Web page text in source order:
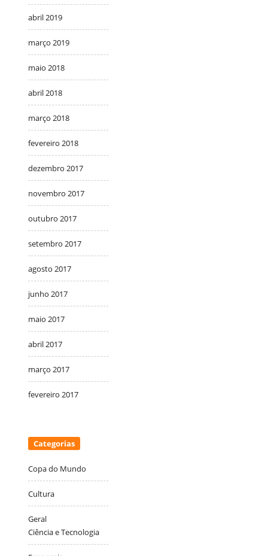
abril 2019
março 2019
maio 2018
abril 2018
março 2018
fevereiro 2018
dezembro 2017
novembro 2017
outubro 2017
setembro 2017
agosto 2017
junho 2017
maio 2017
abril 2017
março 2017
fevereiro 2017
Categorias
Copa do Mundo
Cultura
Geral
Ciência e Tecnologia